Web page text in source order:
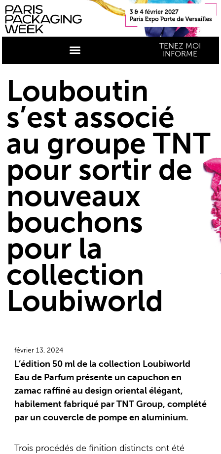
TENEZ MOI
INFORME
Louboutin
s’est associé
au groupe TNT
pour sortir de
nouveaux
bouchons
pour la
collection
Loubiworld
février 13, 2024
L’édition 50 ml de la collection Loubiworld
Eau de Parfum présente un capuchon en
zamac raffiné au design oriental élégant,
habilement fabriqué par TNT Group, complété
par un couvercle de pompe en aluminium.
Trois procédés de finition distincts ont été